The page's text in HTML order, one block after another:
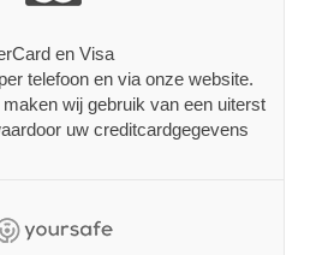
en Visa
telefoon en via onze website.
wij gebruik van een uiterst
uw creditcardgegevens